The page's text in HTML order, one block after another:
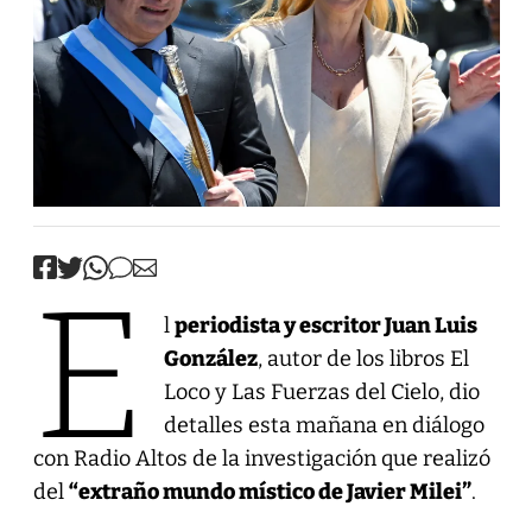
E lperiodista y escritor Juan Luis
González, autor de los libros El
Loco y Las Fuerzas del Cielo, dio
detalles esta mañana en diálogo
con Radio Altos de la investigación que realizó
del“extraño mundo místico de Javier Milei”.